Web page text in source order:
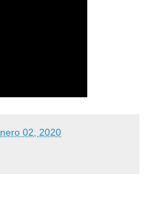
02, 2020